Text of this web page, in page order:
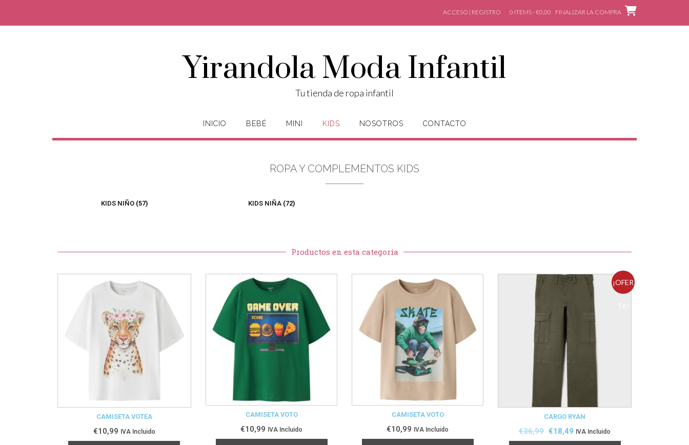
ACCESO | REGISTRO 0 ITEMS - €0,00 FINALIZAR LA COMPRA
Yirandola Moda Infantil
Tu tienda de ropa infantil
INICIO BEBÉ MINI KIDS NOSOTROS CONTACTO
ROPA Y COMPLEMENTOS KIDS
KIDS NIÑO (57) KIDS NIÑA (72)
Productos en esta categoría
CAMISETA VOTEA
€10,99 IVA Incluido
CAMISETA VOTO
€10,99 IVA Incluido
CAMISETA VOTO
€10,99 IVA Incluido
¡OFER
CARGO RYAN
€36,99 €18,49 IVA Incluido